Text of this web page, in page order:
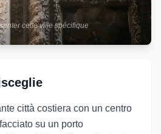
cette ville spécifique
città costiera con un centro
su un porto